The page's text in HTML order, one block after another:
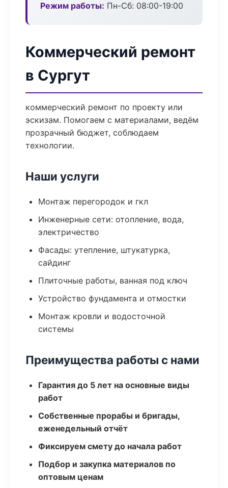
Режим работы: Пн-Сб: 08:00-19:00
Коммерческий ремонт
в Сургут
коммерческий ремонт по проекту или
эскизам. Помогаем с материалами, ведём
прозрачный бюджет, соблюдаем
технологии.
Наши услуги
Монтаж перегородок и гкл
Инженерные сети: отопление, вода,
электричество
Фасады: утепление, штукатурка,
сайдинг
Плиточные работы, ванная под ключ
Устройство фундамента и отмостки
Монтаж кровли и водосточной
системы
Преимущества работы с нами
Гарантия до 5 лет на основные виды
работ
Собственные прорабы и бригады,
еженедельный отчёт
Фиксируем смету до начала работ
Подбор и закупка материалов по
оптовым ценам